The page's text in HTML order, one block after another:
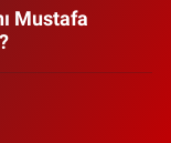
Mustafa